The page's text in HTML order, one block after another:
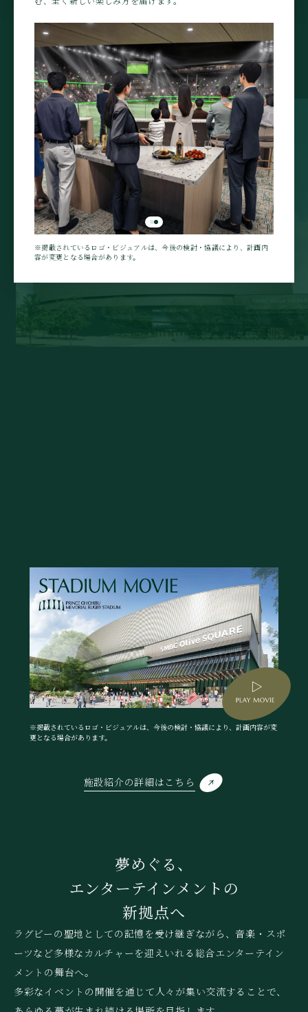
※掲載されているロゴ・ビジュアルは、今後の検討・協議により、計画内
容が変更となる場合があります。
※掲載されているロゴ・ビジュアルは、今後の検討・協議により、計画内容が変
更となる場合があります。
施設紹介の詳細はこちら
夢めぐる、
エンターテインメントの
新拠点へ
ラグビーの聖地としての記憶を受け継ぎながら、音楽・スポ
ーツなど多様なカルチャーを迎えいれる総合エンターテイン
メントの舞台へ。
多彩なイベントの開催を通じて人々が集い交流することで、